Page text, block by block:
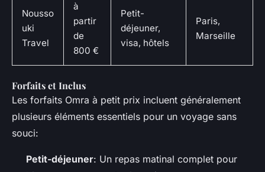
Nousso
uki
Travel
à
partir
de
800 €
Petit-
déjeuner,
visa, hôtels
Paris,
Marseille
Forfaits et Inclus
Les forfaits Omra à petit prix incluent généralement
plusieurs éléments essentiels pour un voyage sans
souci:
Petit-déjeuner: Un repas matinal complet pour